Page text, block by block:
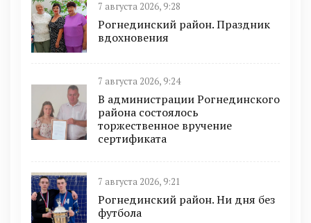
7 августа 2026, 9:28
Рогнединский район. Праздник
вдохновения
7 августа 2026, 9:24
В администрации Рогнединского
района состоялось
торжественное вручение
сертификата
7 августа 2026, 9:21
Рогнединский район. Ни дня без
футбола